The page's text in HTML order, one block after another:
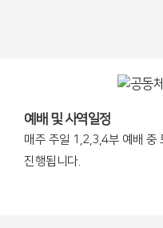
예배 및 사역일정
매주 주일 1,2,3,4부 예배 중
진행됩니다.